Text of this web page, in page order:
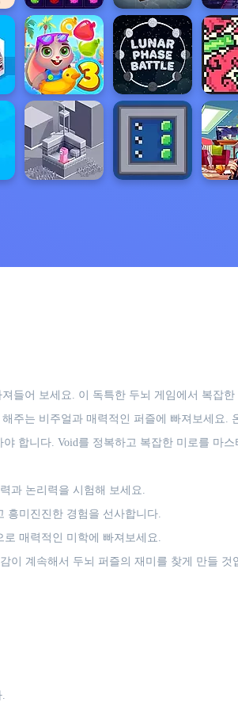
들어 보세요. 이 독특한 두뇌 게임에서 복잡
주는 비주얼과 매력적인 퍼즐에 빠져보세요
합니다. Void를 정복하고 복잡한 미로를 마
과 논리력을 시험해 보세요.
흥미진진한 경험을 선사합니다.
매력적인 미학에 빠져보세요.
이 계속해서 두뇌 퍼즐의 재미를 찾게 만들 것
.